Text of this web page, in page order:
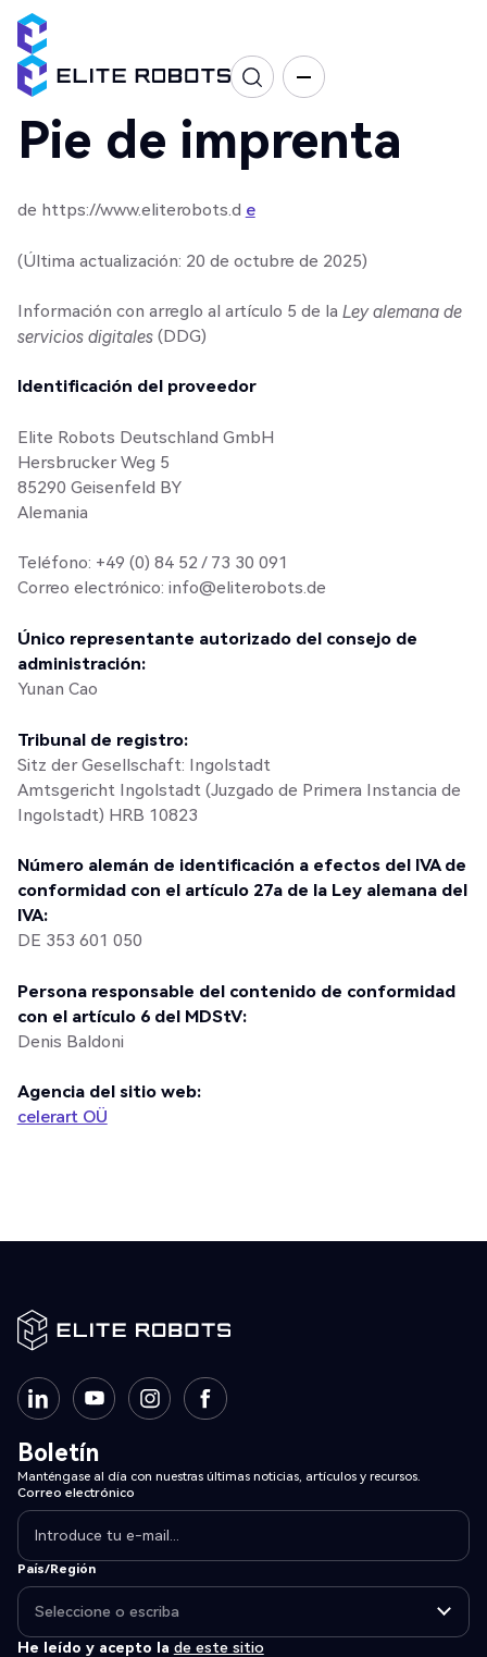
Pie de imprenta
de https://www.eliterobots.d e
(Última actualización: 20 de octubre de 2025)
Información con arreglo al artículo 5 de la Ley alemana de
servicios digitales (DDG)
Identificación del proveedor
Elite Robots Deutschland GmbH
Hersbrucker Weg 5
85290 Geisenfeld BY
Alemania
Teléfono: +49 (0) 84 52 / 73 30 091
Correo electrónico: info@eliterobots.de
Único representante autorizado del consejo de
administración:
Yunan Cao
Tribunal de registro:
Sitz der Gesellschaft: Ingolstadt
Amtsgericht Ingolstadt (Juzgado de Primera Instancia de
Ingolstadt) HRB 10823
Número alemán de identificación a efectos del IVA de
conformidad con el artículo 27a de la Ley alemana del
IVA:
DE 353 601 050
Persona responsable del contenido de conformidad
con el artículo 6 del MDStV:
Denis Baldoni
Agencia del sitio web:
celerart OÜ
Boletín
Manténgase al día con nuestras últimas noticias, artículos y recursos.
Correo electrónico
País/Región
He leído y acepto la de este sitio